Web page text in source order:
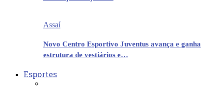
Assaí
Novo Centro Esportivo Juventus avança e ganha
estrutura de vestiários e…
Esportes